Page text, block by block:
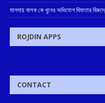
মালদায় বালক কে খুনের অভিযোগ বিমাতার
ROJDIN APPS
CONTACT